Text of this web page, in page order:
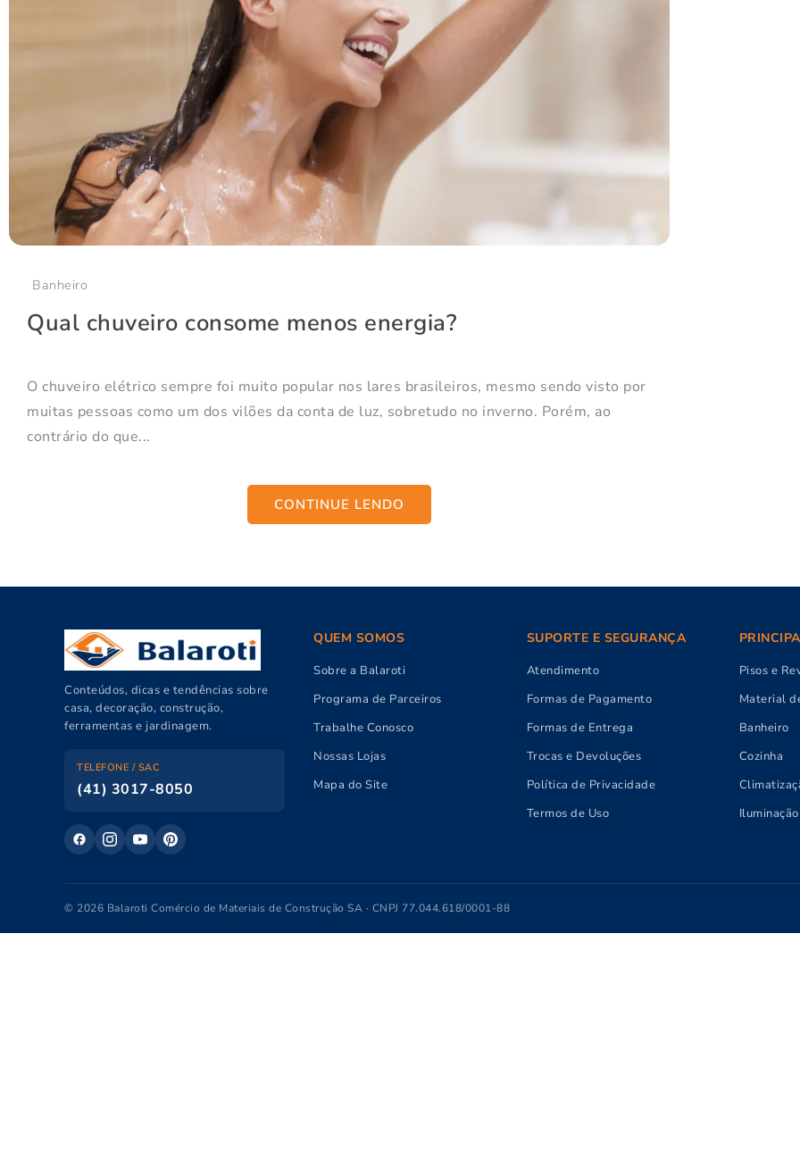
Banheiro
Qual chuveiro consome menos energia?
O chuveiro elétrico sempre foi muito popular nos lares brasileiros, mesmo sendo visto por
muitas pessoas como um dos vilões da conta de luz, sobretudo no inverno. Porém, ao
contrário do que...
CONTINUE LENDO
Conteúdos, dicas e tendências sobre
casa, decoração, construção,
ferramentas e jardinagem.
TELEFONE / SAC
(41) 3017-8050
QUEM SOMOS
Sobre a Balaroti
Programa de Parceiros
Trabalhe Conosco
Nossas Lojas
Mapa do Site
SUPORTE E SEGURANÇA
Atendimento
Formas de Pagamento
Formas de Entrega
Trocas e Devoluções
Política de Privacidade
Termos de Uso
Pisos e
Material
Banheiro
Cozinha
Iluminação
© 2026 Balaroti Comércio de Materiais de Construção SA · CNPJ 77.044.618/0001-88